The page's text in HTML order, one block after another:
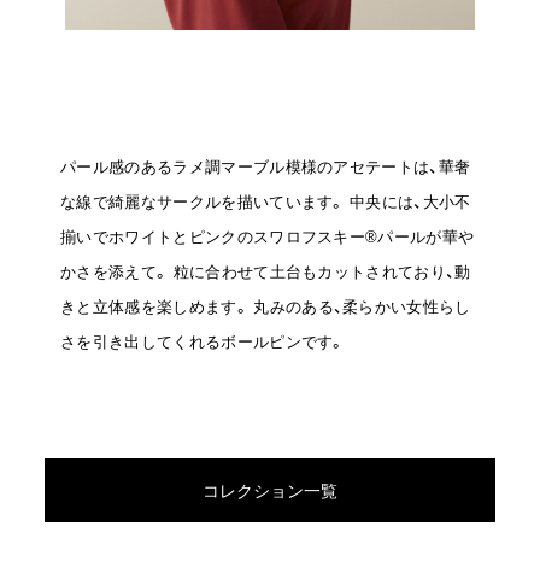
パール感のあるラメ調マーブル模様のアセテートは、華奢
な線で綺麗なサークルを描いています。 中央には、大小不
揃いでホワイトとピンクのスワロフスキー®パールが華や
かさを添えて。 粒に合わせて土台もカットされており、動
きと立体感を楽しめます。 丸みのある、柔らかい女性らし
さを引き出してくれるボールピンです。
コレクション一覧